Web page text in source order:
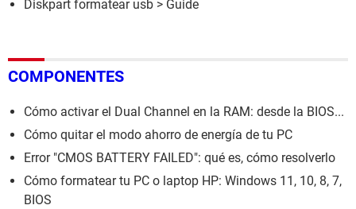
Diskpart formatear usb > Guide
COMPONENTES
Cómo activar el Dual Channel en la RAM: desde la BIOS...
Cómo quitar el modo ahorro de energía de tu PC
Error "CMOS BATTERY FAILED": qué es, cómo resolverlo
Cómo formatear tu PC o laptop HP: Windows 11, 10, 8, 7,
BIOS